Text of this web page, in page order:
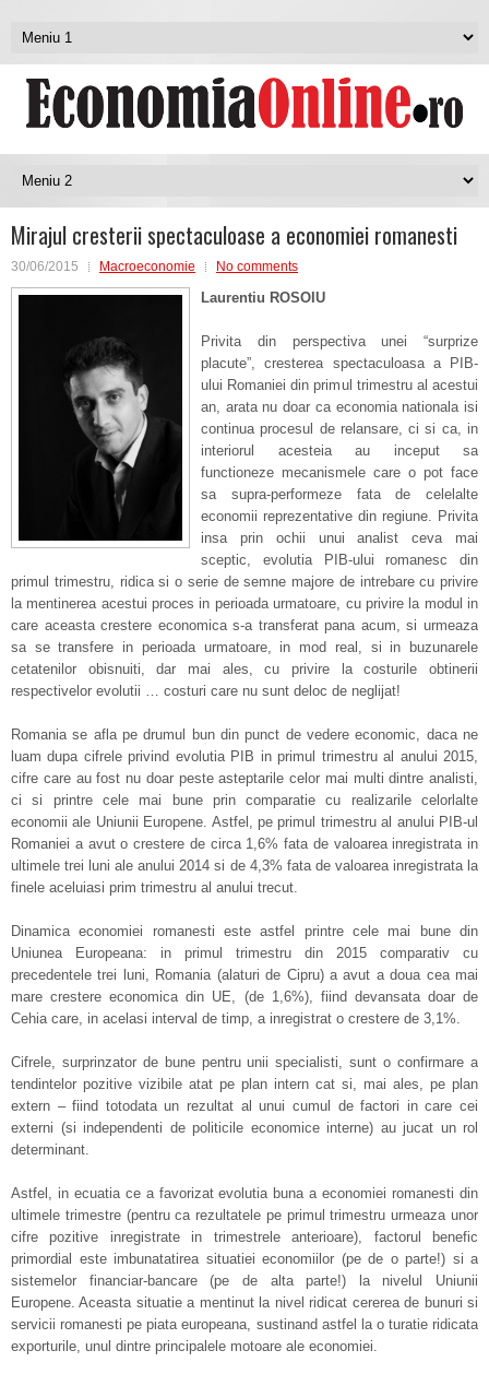
Mirajul cresterii spectaculoase a economiei romanesti
30/06/2015 Macroeconomie No comments
Laurentiu ROSOIU
Privita din perspectiva unei “surprize
placute”, cresterea spectaculoasa a PIB-
ului Romaniei din primul trimestru al acestui
an, arata nu doar ca economia nationala isi
continua procesul de relansare, ci si ca, in
interiorul acesteia au inceput sa
functioneze mecanismele care o pot face
sa supra-performeze fata de celelalte
economii reprezentative din regiune. Privita
insa prin ochii unui analist ceva mai
sceptic, evolutia PIB-ului romanesc din
primul trimestru, ridica si o serie de semne majore de intrebare cu privire
la mentinerea acestui proces in perioada urmatoare, cu privire la modul in
care aceasta crestere economica s-a transferat pana acum, si urmeaza
sa se transfere in perioada urmatoare, in mod real, si in buzunarele
cetatenilor obisnuiti, dar mai ales, cu privire la costurile obtinerii
respectivelor evolutii … costuri care nu sunt deloc de neglijat!
Romania se afla pe drumul bun din punct de vedere economic, daca ne
luam dupa cifrele privind evolutia PIB in primul trimestru al anului 2015,
cifre care au fost nu doar peste asteptarile celor mai multi dintre analisti,
ci si printre cele mai bune prin comparatie cu realizarile celorlalte
economii ale Uniunii Europene. Astfel, pe primul trimestru al anului PIB-ul
Romaniei a avut o crestere de circa 1,6% fata de valoarea inregistrata in
ultimele trei luni ale anului 2014 si de 4,3% fata de valoarea inregistrata la
finele aceluiasi prim trimestru al anului trecut.
Dinamica economiei romanesti este astfel printre cele mai bune din
Uniunea Europeana: in primul trimestru din 2015 comparativ cu
precedentele trei luni, Romania (alaturi de Cipru) a avut a doua cea mai
mare crestere economica din UE, (de 1,6%), fiind devansata doar de
Cehia care, in acelasi interval de timp, a inregistrat o crestere de 3,1%.
Cifrele, surprinzator de bune pentru unii specialisti, sunt o confirmare a
tendintelor pozitive vizibile atat pe plan intern cat si, mai ales, pe plan
extern – fiind totodata un rezultat al unui cumul de factori in care cei
externi (si independenti de politicile economice interne) au jucat un rol
determinant.
Astfel, in ecuatia ce a favorizat evolutia buna a economiei romanesti din
ultimele trimestre (pentru ca rezultatele pe primul trimestru urmeaza unor
cifre pozitive inregistrate in trimestrele anterioare), factorul benefic
primordial este imbunatatirea situatiei economiilor (pe de o parte!) si a
sistemelor financiar-bancare (pe de alta parte!) la nivelul Uniunii
Europene. Aceasta situatie a mentinut la nivel ridicat cererea de bunuri si
servicii romanesti pe piata europeana, sustinand astfel la o turatie ridicata
exporturile, unul dintre principalele motoare ale economiei.